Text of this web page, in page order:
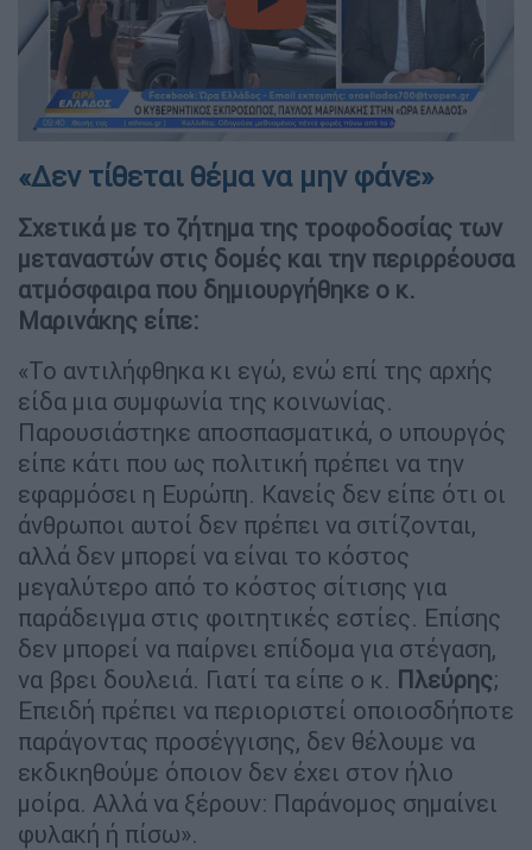
video
«Δεν τίθεται θέμα να μην φάνε»
Σχετικά με το ζήτημα της τροφοδοσίας των
μεταναστών στις δομές και την περιρρέουσα
ατμόσφαιρα που δημιουργήθηκε ο κ.
Μαρινάκης είπε:
«Το αντιλήφθηκα κι εγώ, ενώ επί της αρχής
είδα μια συμφωνία της κοινωνίας.
Παρουσιάστηκε αποσπασματικά, ο υπουργός
είπε κάτι που ως πολιτική πρέπει να την
εφαρμόσει η Ευρώπη. Κανείς δεν είπε ότι οι
άνθρωποι αυτοί δεν πρέπει να σιτίζονται,
αλλά δεν μπορεί να είναι το κόστος
μεγαλύτερο από το κόστος σίτισης για
παράδειγμα στις φοιτητικές εστίες. Επίσης
δεν μπορεί να παίρνει επίδομα για στέγαση,
να βρει δουλειά. Γιατί τα είπε ο κ. Πλεύρης;
Επειδή πρέπει να περιοριστεί οποιοσδήποτε
παράγοντας προσέγγισης, δεν θέλουμε να
εκδικηθούμε όποιον δεν έχει στον ήλιο
μοίρα. Αλλά να ξέρουν: Παράνομος σημαίνει
φυλακή ή πίσω».